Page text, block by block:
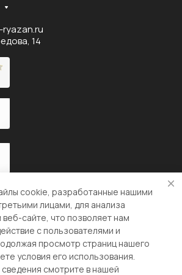
14
Оферта
cookie, разработанные нашими
лицами, для анализа
сайте, что позволяет нам
с пользователями и
просмотр страниц нашего
условия его использования.
смотрите в нашей